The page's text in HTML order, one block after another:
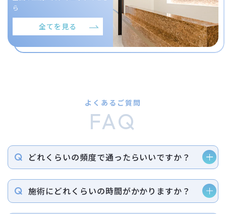
ら
全てを見る
よくあるご質問
FAQ
どれくらいの頻度で通ったらいいですか？
施術にどれくらいの時間がかかりますか？